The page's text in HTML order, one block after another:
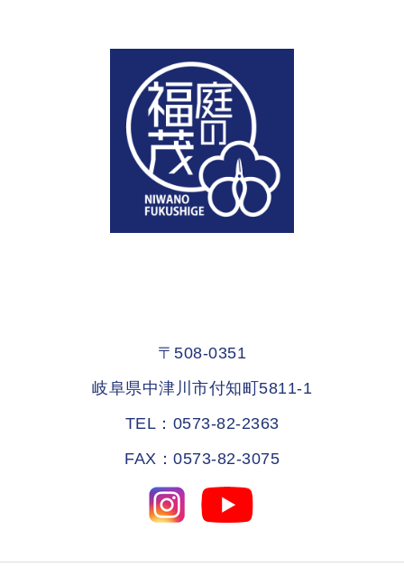
〒508-0351
岐阜県中津川市付知町5811-1
TEL：0573-82-2363
FAX：0573-82-3075